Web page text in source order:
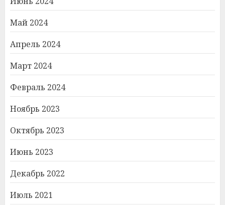
Май 2024
Апрель 2024
Март 2024
Февраль 2024
Ноябрь 2023
Октябрь 2023
Июнь 2023
Декабрь 2022
Июль 2021